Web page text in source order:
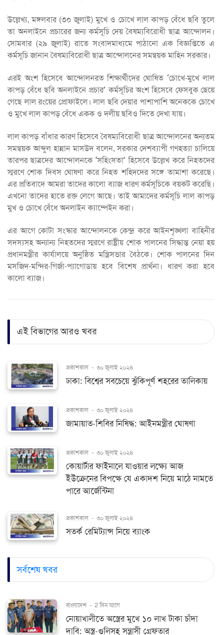
উল্লেখ্য, মঙ্গলবার (৩০ জুলাই) মুখে ও চোখে লাল কাপড় বেঁধে ছবি তুলে
তা অনলাইনে প্রচারের জন্য কর্মসূচি দেয় বৈষম্যবিরোধী ছাত্র আন্দোলন।
সোমবার (২৯ জুলাই) রাতে সংবাদমাধ্যমে পাঠানো এক বিজ্ঞপ্তিতে এ
কর্মসূচি জানান বৈষম্যবিরোধী ছাত্র আন্দোলনের সমন্বয়ক মাহিন সরকার।
এরই অংশ হিসেবে আন্দোলনরত শিক্ষার্থীদের ঘোষিত ‘চোখে-মুখে লাল
কাপড় বেঁধে ছবি অনলাইনে প্রচার’ কর্মসূচির অংশ হিসেবে ফেসবুক ছেয়ে
গেছে লাল রংয়ের প্রোফাইলে। লাল ছবি দেয়ার পাশাপাশি অনেককে চোখে
ও মুখে লাল কাপড় বেঁধে একক ও দলীয় ছবিও দিতে দেখা যায়।
লাল কাপড় বাঁধার কারণ হিসেবে বৈষম্যবিরোধী ছাত্র আন্দোলনের অন্যতম
সমন্বয়ক আব্দুল হান্নান মাসউদ বলেন, সরকার দেশব্যাপী গণহত্যা চালিয়ে
তারপর ছাত্রদের আন্দোলনকে ‘সহিংসতা’ হিসেবে উল্লেখ করে নিহতদের
স্মরণে শোক দিবস ঘোষণা করে নিহত শহিদদের সঙ্গে তামাশা করেছে।
এর প্রতিবাদে আমরা তাদের কালো ব্যাজ ধারণ কর্মসূচিকে বয়কট করেছি।
এখনো তাদের হাতে রক্ত লেগে আছে। তাই আমাদের কর্মসূচি লাল কাপড়
মুখ ও চোখে বেঁধে অনলাইন ক্যাম্পেইন করা।
এর আগে কোটা সংস্কার আন্দোলনকে কেন্দ্র করে আইনশৃঙ্খলা বাহিনীর
সদস্যসহ অন্যান্য নিহতদের স্মরণে রাষ্ট্রীয় শোক পালনের সিদ্ধান্ত নেয়া হয়
প্রধানমন্ত্রীর কার্যালয়ে অনুষ্ঠিত মন্ত্রিসভার বৈঠকে। শোক পালনের দিন
মসজিদ-মন্দির-গির্জা-প্যাগোডায় হবে বিশেষ প্রার্থনা। ধারণ করা হবে
কালো ব্যাজ।
এই বিভাগের আরও খবর
প্রকাশকাল - ৩০ জুলাই ২০২৪
ঢাকা: বিশ্বের সবচেয়ে ঝুঁকিপূর্ণ শহরের তালিকায়
প্রকাশকাল - ৩০ জুলাই ২০২৪
জামায়াত-শিবির নিষিদ্ধ: আইনমন্ত্রীর ঘোষণা
প্রকাশকাল - ৩০ জুলাই ২০২৪
কোয়ার্টার ফাইনালে যাওয়ার লক্ষ্যে আজ
ইউক্রেনের বিপক্ষে যে একাদশ নিয়ে মাঠে নামতে
পারে আর্জেন্টিনা
প্রকাশকাল - ৩০ জুলাই ২০২৪
সতর্ক রেমিট্যান্স নিয়ে ব্যাংক
সর্বশেষ খবর
বাংলাদেশ - 2 দিন আগে
নোয়াখালীতে অস্ত্রের মুখে ১০ লাখ টাকা চাঁদা
দাবি: অস্ত্র-গুলিসহ সন্ত্রাসী গ্রেফতার